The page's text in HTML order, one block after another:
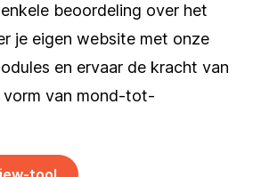
beoordeling over het
je eigen website met onze
en ervaar de kracht van
van mond-tot-